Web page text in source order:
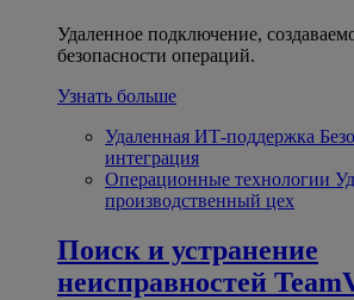
Удаленное подключение,
безопасности операций.
Узнать больше
Удаленная ИТ-поддержка
интеграция
Операционные технологии
производственный цех
Поиск и устранение
неисправностей